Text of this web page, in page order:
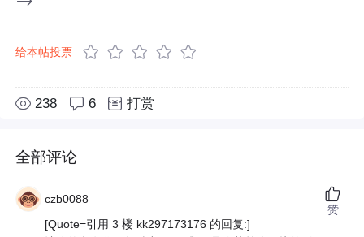
给本帖投票
238 6 打赏
全部评论
czb0088
[Quote=引用 3 楼 kk297173176 的回复:]
赞